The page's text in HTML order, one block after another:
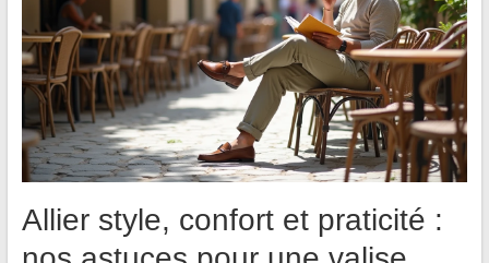
Allier style, confort et praticité :